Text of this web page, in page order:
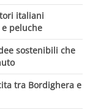
italiani
peluche
sostenibili che
tra Bordighera e